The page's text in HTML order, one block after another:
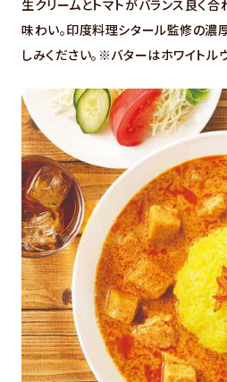
生クリームとトマトがバランス良く
味わい。印度料理シタール監修の濃
しみください。※バターはホワイトル